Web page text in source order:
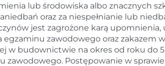
lub środowiska albo znacznych
oraz za niespełnianie lub
jest zagrożone karą
egzaminu zawodowego oraz zakazem
w budownictwie na okres od roku do 5
zawodowego. Postępowanie w